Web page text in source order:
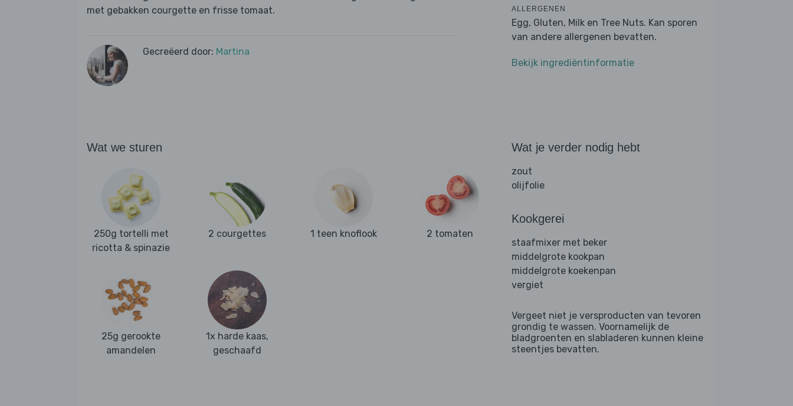
met gebakken courgette en frisse tomaat.
Gecreëerd door: Martina
ALLERGENEN
Egg, Gluten, Milk en Tree Nuts. Kan sporen
van andere allergenen bevatten.
Bekijk ingrediëntinformatie
Wat we sturen
250g tortelli met
ricotta & spinazie
2 courgettes 1 teen knoflook 2 tomaten
25g gerookte
amandelen
1x harde kaas,
geschaafd
Wat je verder nodig hebt
zout
olijfolie
Kookgerei
staafmixer met beker
middelgrote kookpan
middelgrote koekenpan
vergiet
Vergeet niet je versproducten van tevoren
grondig te wassen. Voornamelijk de
bladgroenten en slabladeren kunnen kleine
steentjes bevatten.